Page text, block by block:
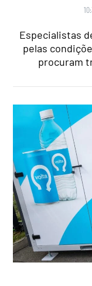
Especialistas
pelas
procuram